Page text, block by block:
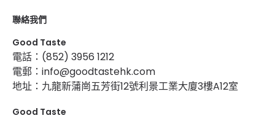
聯絡我們
Good Taste
電話：(852) 3956 1212
電郵：info@goodtastehk.com
地址：九龍新蒲崗五芳街12號利景工業大廈3樓A12室
Good Taste